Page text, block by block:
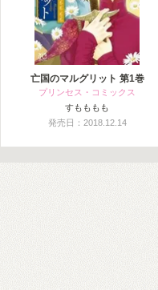
亡国のマルグリット 第1巻
プリンセス・コミックス
すもももも
発売日：2018.12.14